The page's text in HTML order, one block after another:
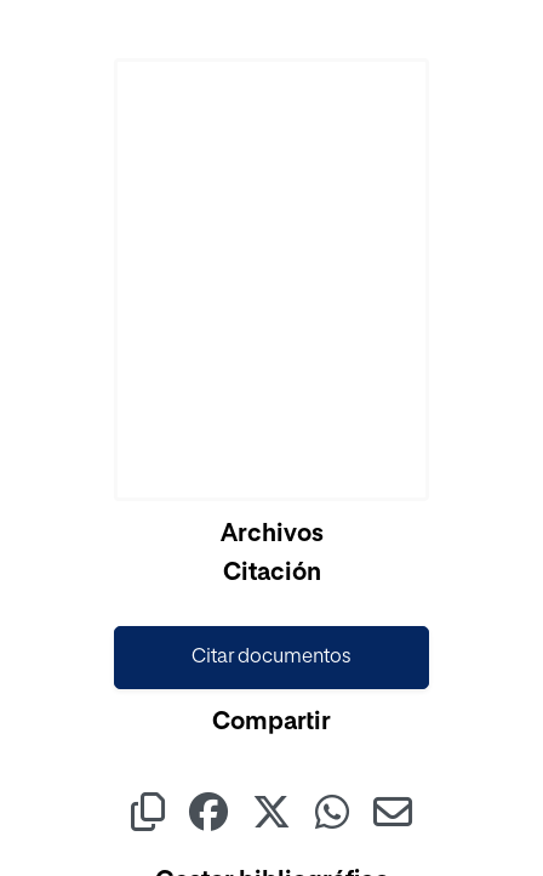
Archivos
Citación
Citar documentos
Compartir